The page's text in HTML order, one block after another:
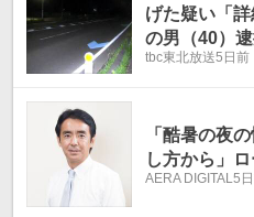
げた疑い「
の男（40）
tbc東北放送5日前
「酷暑の夜
し方から」
AERA DIGITAL 5